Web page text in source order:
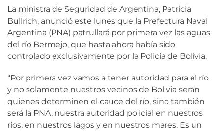
La ministra de Seguridad de Argentina, Patricia
Bullrich, anunció este lunes que la Prefectura Naval
Argentina (PNA) patrullará por primera vez las aguas
del río Bermejo, que hasta ahora había sido
controlado exclusivamente por la Policía de Bolivia.
“Por primera vez vamos a tener autoridad para el río
y no solamente nuestros vecinos de Bolivia serán
quienes determinen el cauce del río, sino también
será la PNA, nuestra autoridad policial en nuestros
ríos, en nuestros lagos y en nuestros mares. Es un